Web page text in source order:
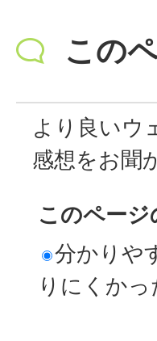
この
より良いウ
感想をお聞
このペー
分かりや
りにくかっ